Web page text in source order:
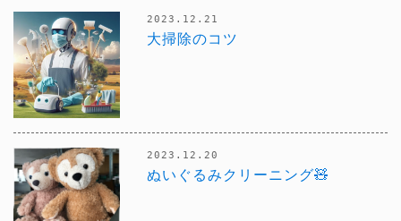
2023.12.21
大掃除のコツ
2023.12.20
ぬいぐるみクリーニング🧸